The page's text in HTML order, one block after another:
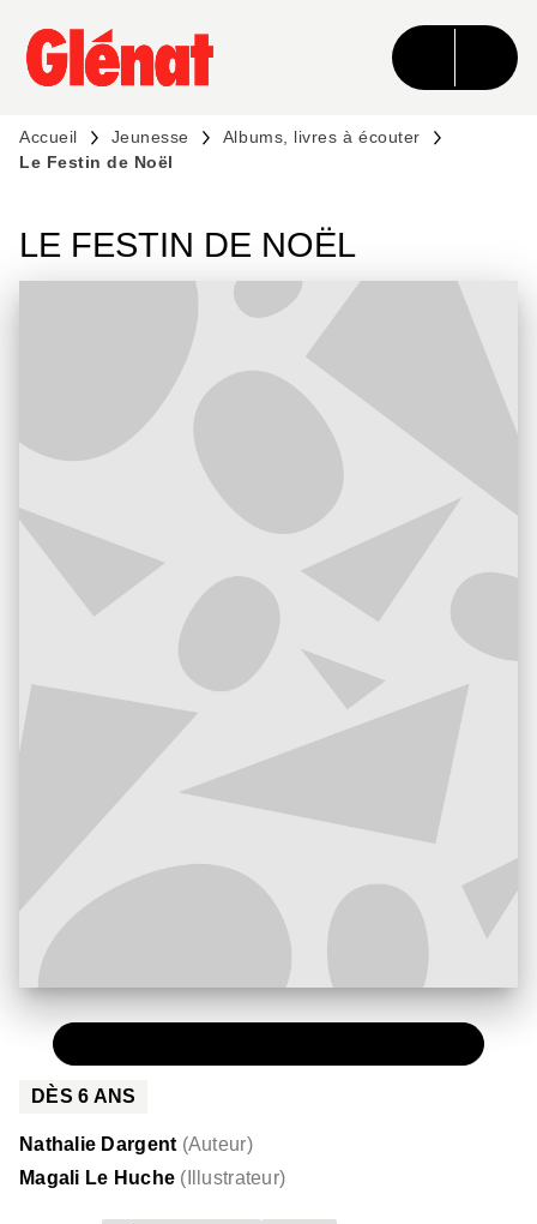
MENU RECHERCHE CONTENU
PIED DE PAGE
Accueil Jeunesse
Albums, livres à écouter
Le Festin de Noël
LE FESTIN DE NOËL
DÈS6 ANS
Nathalie Dargent (Auteur)
Magali Le Huche ( Illustrateur)